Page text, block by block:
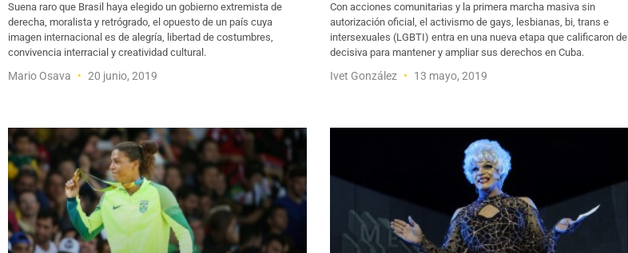
Suena raro que Brasil haya elegido un gobierno extremista de
derecha, moralista y retrógrado, el opuesto de un país cuya
imagen internacional es de alegría, libertad de costumbres,
convivencia interracial y creatividad cultural.
Mario Osava 20 junio, 2019
Con acciones comunitarias y la primera marcha masiva sin
autorización oficial, el activismo de gays, lesbianas, bi, trans e
intersexuales (LGBTI) entra en una nueva etapa que calificaron de
decisiva para mantener y ampliar sus derechos en Cuba.
Ivet González 13 mayo, 2019